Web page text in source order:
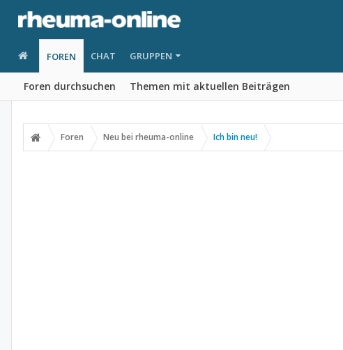
FOREN
Foren durchsuchen Themen mit aktuellen Beiträgen
CHAT GRUPPEN
Foren Neu bei rheuma-online Ich bin neu!